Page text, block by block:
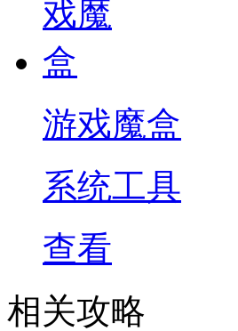
游戏魔盒
系统工具
查看
相关攻略